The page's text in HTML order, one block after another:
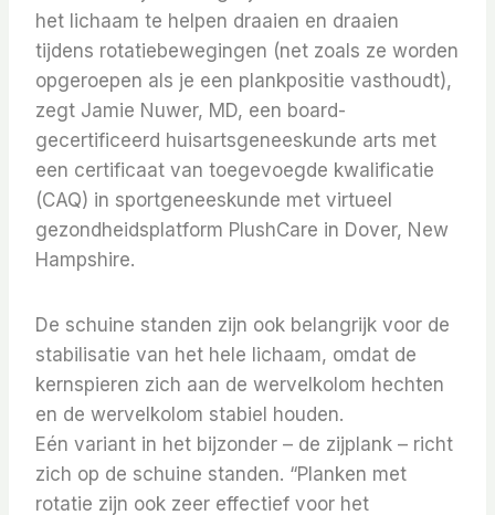
het lichaam te helpen draaien en draaien
tijdens rotatiebewegingen (net zoals ze worden
opgeroepen als je een plankpositie vasthoudt),
zegt Jamie Nuwer, MD, een board-
gecertificeerd huisartsgeneeskunde arts met
een certificaat van toegevoegde kwalificatie
(CAQ) in sportgeneeskunde met virtueel
gezondheidsplatform PlushCare in Dover, New
Hampshire.
De schuine standen zijn ook belangrijk voor de
stabilisatie van het hele lichaam, omdat de
kernspieren zich aan de wervelkolom hechten
en de wervelkolom stabiel houden.
Eén variant in het bijzonder – de zijplank – richt
zich op de schuine standen. “Planken met
rotatie zijn ook zeer effectief voor het